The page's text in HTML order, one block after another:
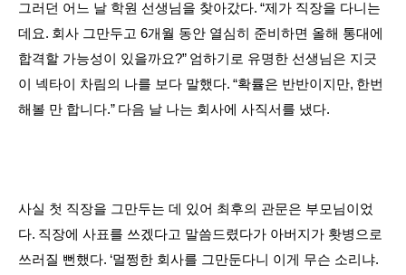
그러던 어느 날 학원 선생님을 찾아갔다. “제가 직장을 다니는
데요. 회사 그만두고6개월 동안 열심히 준비하면 올해 통대에
합격할 가능성이 있을까요?” 엄하기로 유명한 선생님은 지긋
이 넥타이 차림의 나를 보다 말했다. “확률은 반반이지만, 한번
해볼 만 합니다.” 다음 날 나는 회사에 사직서를 냈다.
사실 첫 직장을 그만두는 데 있어 최후의 관문은 부모님이었
다. 직장에 사표를 쓰겠다고 말씀드렸다가 아버지가 홧병으로
쓰러질 뻔했다. ‘멀쩡한 회사를 그만둔다니 이게 무슨 소리냐.